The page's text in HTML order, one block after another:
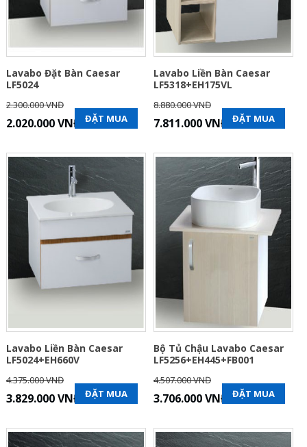
Lavabo Đặt Bàn Caesar
LF5024
2.300.000 VNĐ
2.020.000 VNĐ ĐẶT MUA
Lavabo Liền Bàn Caesar
LF5318+EH175VL
8.880.000 VNĐ
7.811.000 VNĐ ĐẶT MUA
Lavabo Liền Bàn Caesar
LF5024+EH660V
4.375.000 VNĐ
3.829.000 VNĐ ĐẶT MUA
Bộ Tủ Chậu Lavabo Caesar
LF5256+EH445+FB001
4.507.000 VNĐ
3.706.000 VNĐ ĐẶT MUA